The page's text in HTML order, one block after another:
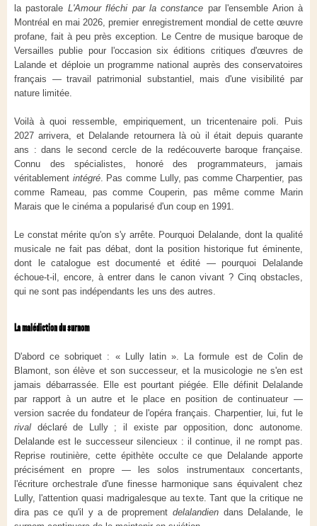
la pastorale L'Amour fléchi par la constance par l'ensemble Arion à
Montréal en mai 2026, premier enregistrement mondial de cette œuvre
profane, fait à peu près exception. Le Centre de musique baroque de
Versailles publie pour l'occasion six éditions critiques d'œuvres de
Lalande et déploie un programme national auprès des conservatoires
français — travail patrimonial substantiel, mais d'une visibilité par
nature limitée.
Voilà à quoi ressemble, empiriquement, un tricentenaire poli. Puis
2027 arrivera, et Delalande retournera là où il était depuis quarante
ans : dans le second cercle de la redécouverte baroque française.
Connu des spécialistes, honoré des programmateurs, jamais
véritablement intégré. Pas comme Lully, pas comme Charpentier, pas
comme Rameau, pas comme Couperin, pas même comme Marin
Marais que le cinéma a popularisé d'un coup en 1991.
Le constat mérite qu'on s'y arrête. Pourquoi Delalande, dont la qualité
musicale ne fait pas débat, dont la position historique fut éminente,
dont le catalogue est documenté et édité — pourquoi Delalande
échoue-t-il, encore, à entrer dans le canon vivant ? Cinq obstacles,
qui ne sont pas indépendants les uns des autres.
La malédiction du surnom
D'abord ce sobriquet : « Lully latin ». La formule est de Colin de
Blamont, son élève et son successeur, et la musicologie ne s'en est
jamais débarrassée. Elle est pourtant piégée. Elle définit Delalande
par rapport à un autre et le place en position de continuateur —
version sacrée du fondateur de l'opéra français. Charpentier, lui, fut le
rival déclaré de Lully ; il existe par opposition, donc autonome.
Delalande est le successeur silencieux : il continue, il ne rompt pas.
Reprise routinière, cette épithète occulte ce que Delalande apporte
précisément en propre — les solos instrumentaux concertants,
l'écriture orchestrale d'une finesse harmonique sans équivalent chez
Lully, l'attention quasi madrigalesque au texte. Tant que la critique ne
dira pas ce qu'il y a de proprementdelalandien dans Delalande, le